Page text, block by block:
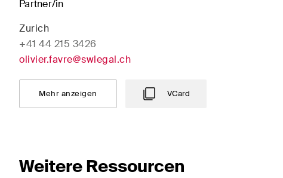
Partner/in
Zurich
+41 44 215 3426
olivier.favre@swlegal.ch
Mehr anzeigen VCard
Weitere Ressourcen
Diese Website ist durch reCAPTCHA geschützt und es gelten die Google-